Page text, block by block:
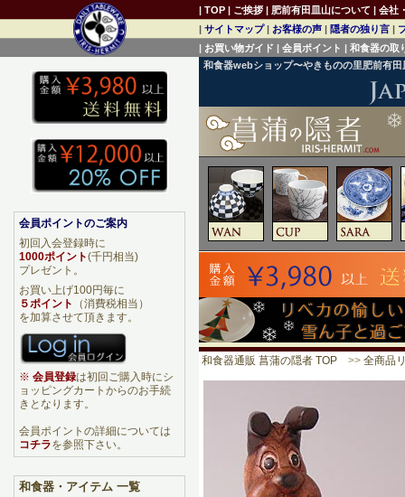
和食器webショップ〜やきものの里肥前有
和食器通販 菖蒲の隠者 TOP >> 全商品
会員ポイントのご案内
初回入会登録時に
1000ポイント(千円相当)
プレゼント。
お買い上げ100円毎に
５ポイント
（消費税相当）
を加算させて頂きます。
※ 会員登録は初回ご購入時にシ
ョッピングカートからのお手続
きとなります。
会員ポイントの詳細については
コチラを参照下さい。
和食器・アイテム 一覧
| TOP | ご挨拶 | 肥前有田皿山について | 会社
| サイトマップ| お客様の声 | 隠者の独り言 |
| お買い物ガイド | 会員ポイント | 和食器の取